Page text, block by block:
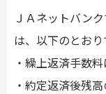
ＪＡネットバン
は、以下のとおり
・繰上返済手数料
・約定返済後残